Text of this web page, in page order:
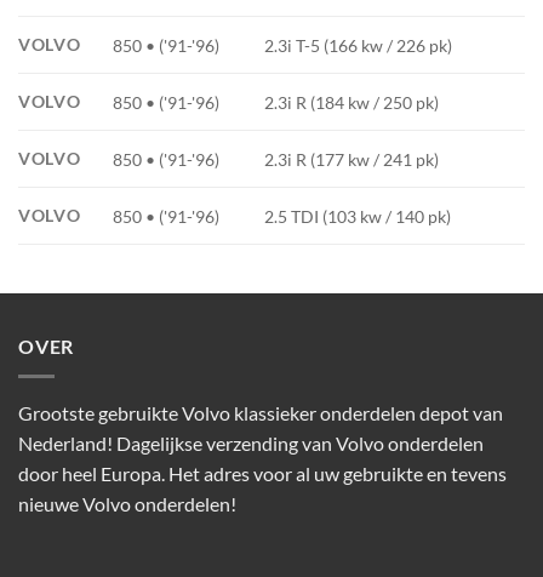
VOLVO 850 • ('91-'96) 2.3i T-5 (166 kw / 226 pk)
VOLVO 850 • ('91-'96) 2.3i R (184 kw / 250 pk)
VOLVO 850 • ('91-'96) 2.3i R (177 kw / 241 pk)
VOLVO 850 • ('91-'96) 2.5 TDI (103 kw / 140 pk)
OVER
Grootste gebruikte Volvo klassieker onderdelen depot van
Nederland! Dagelijkse verzending van Volvo onderdelen
door heel Europa. Het adres voor al uw gebruikte en tevens
nieuwe Volvo onderdelen!